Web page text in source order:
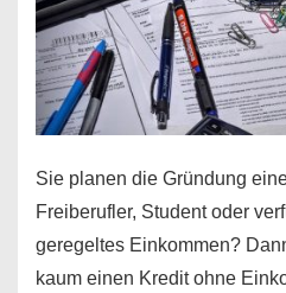
Sie planen die Gründung
Freiberufler, Student oder
geregeltes Einkommen?
kaum einen Kredit ohne